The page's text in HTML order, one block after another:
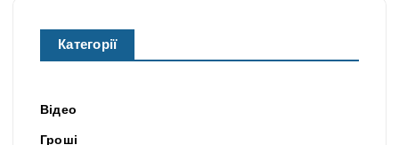
Категорії
Відео
Гроші